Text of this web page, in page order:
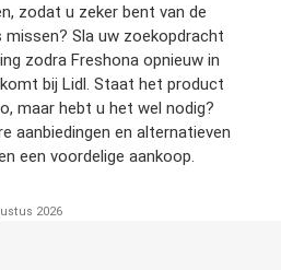
zodat u zeker bent van de
Sla uw zoekopdracht
zodra Freshona opnieuw in
bij Lidl. Staat het product
maar hebt u het wel nodig?
aanbiedingen en alternatieven
een voordelige aankoop.
2026